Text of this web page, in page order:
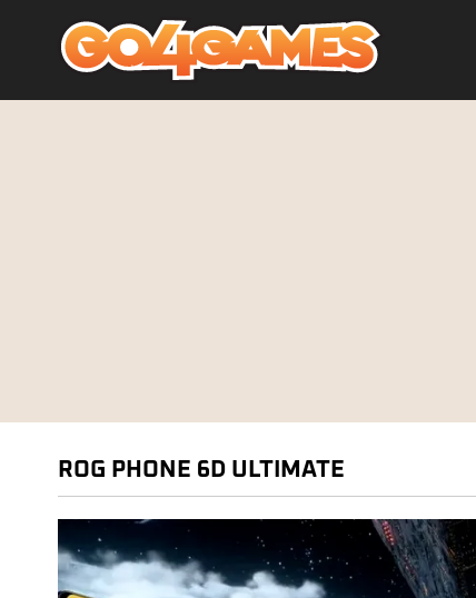
ROG PHONE 6D ULTIMATE